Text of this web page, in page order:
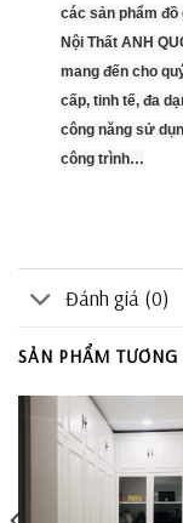
các sản phẩm đồ
Nội Thất ANH
mang đến cho
cấp, tinh tế, đa
công năng sử
công trình…
Đánh giá (0)
SẢN PHẨM TƯƠNG